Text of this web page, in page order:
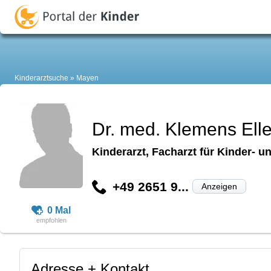
Kinderarztsuche Mayen
0 Mal
Dr. med. Klemens
Kinderarzt, Facharzt für Kinder-
+49 2651 9... Anzeigen